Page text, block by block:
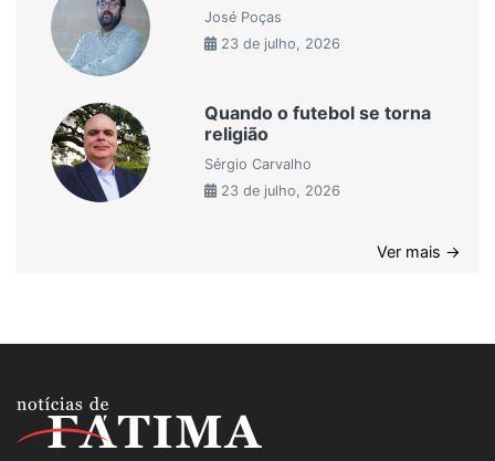
José Poças
23 de julho, 2026
Quando o futebol se torna
religião
Sérgio Carvalho
23 de julho, 2026
Ver mais →